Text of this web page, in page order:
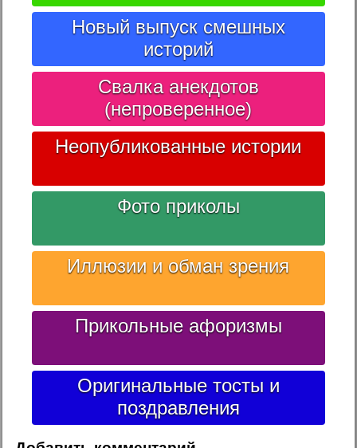
Новый выпуск смешных
историй
Свалка анекдотов
(непроверенное)
Неопубликованные истории
Фото приколы
Иллюзии и обман зрения
Прикольные афоризмы
Оригинальные тосты и
поздравления